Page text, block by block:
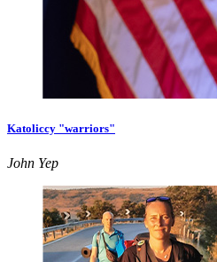
Katoliccy "warriors"
John Yep